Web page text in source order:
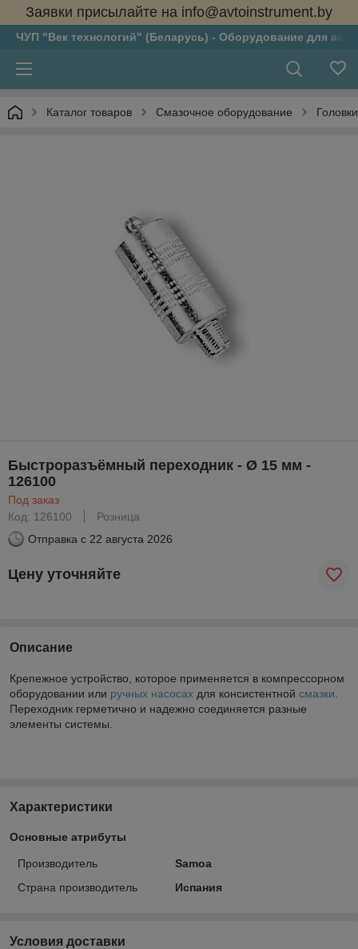
Заявки присылайте на info@avtoinstrument.by
ЧУП "Век технологий" (Беларусь) - Оборудование для
Каталог товаров Смазочное оборудование
Быстроразъёмный переходник - Ø 15 мм -
126100
Под заказ
Код: 126100
Розница
Отправка с 22 августа 2026
Цену уточняйте
Описание
Крепежное устройство, которое применяется в компрессорном
оборудовании или ручных насосах для консистентной смазки
Переходник герметично и надежно соединяется разные
элементы системы.
Характеристики
Основные атрибуты
Производитель
Samoa
Страна производитель
Испания
Условия доставки